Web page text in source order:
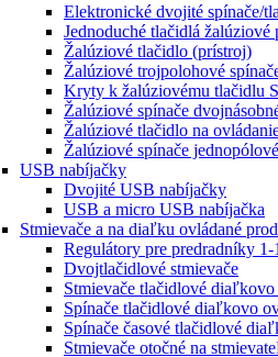
Elektronické dvojité spínače/
Jednoduché tlačidlá
Žalúziové tlačidlo (prístroj)
Žalúziové trojpolohové
Kryty k žalúziovému tlačidlu
Žalúziové spínače
Žalúziové tlačidlo na
Žalúziové spínače
USB nabíjačky
Dvojité USB nabíjačky
USB a micro USB nabíjačka
Stmievače a na diaľku ovládané
Regulátory pre predradníky
Dvojtlačidlové stmievače
Stmievače tlačidlové diaľkovo
Spínače tlačidlové diaľkovo
Spínače časové tlačidlové
Stmievače otočné na